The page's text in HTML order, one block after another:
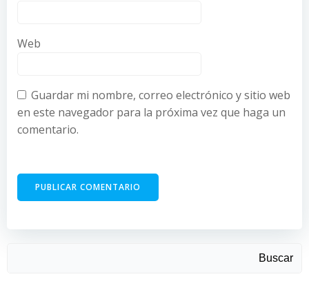
Web
Guardar mi nombre, correo electrónico y sitio web
en este navegador para la próxima vez que haga un
comentario.
Buscar